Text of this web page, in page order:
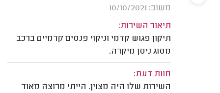
משוב: 10/10/2021
תיאור השירות:
תיקון פגוש קדמי וניקוי פנסים קדמיים ברכב
מסוג ניסן מיקרה.
חוות דעת:
השירות שלו היה מצוין. הייתי מרוצה מאוד